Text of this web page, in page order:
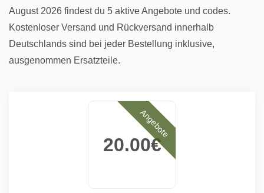
August 2026 findest du 5 aktive Angebote und codes.
Kostenloser Versand und Rückversand innerhalb
Deutschlands sind bei jeder Bestellung inklusive,
ausgenommen Ersatzteile.
20.00€
Angebote